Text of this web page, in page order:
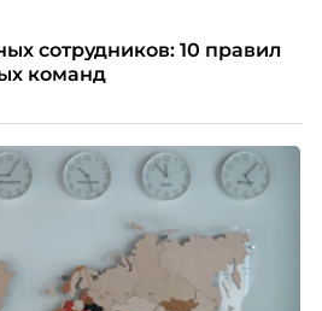
сотрудников: 10 правил
команд